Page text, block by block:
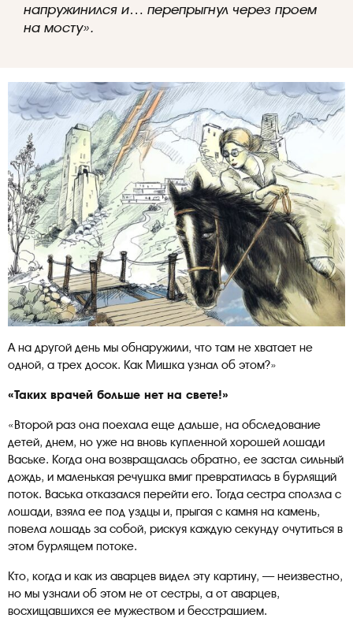
напружинился и… перепрыгнул через проем
на мосту».
А на другой день мы обнаружили, что там не хватает не
одной, а трех досок. Как Мишка узнал об этом?»
«Таких врачей больше нет на свете!»
«Второй раз она поехала еще дальше, на обследование
детей, днем, но уже на вновь купленной хорошей лошади
Ваське. Когда она возвращалась обратно, ее застал сильный
дождь, и маленькая речушка вмиг превратилась в бурлящий
поток. Васька отказался перейти его. Тогда сестра сползла с
лошади, взяла ее под уздцы и, прыгая с камня на камень,
повела лошадь за собой, рискуя каждую секунду очутиться в
этом бурлящем потоке.
Кто, когда и как из аварцев видел эту картину, — неизвестно,
но мы узнали об этом не от сестры, а от аварцев,
восхищавшихся ее мужеством и бесстрашием.